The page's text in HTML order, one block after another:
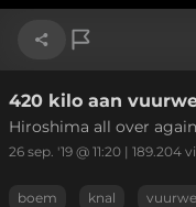
Link kopiëren
420 kilo aan
Hiroshima all over again
26 sep. '19 @ 11:20 | 189.204
boem knal